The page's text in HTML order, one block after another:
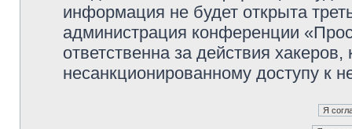
информация не будет открыта
администрация конференции
ответственна за действия
несанкционированному доступу к